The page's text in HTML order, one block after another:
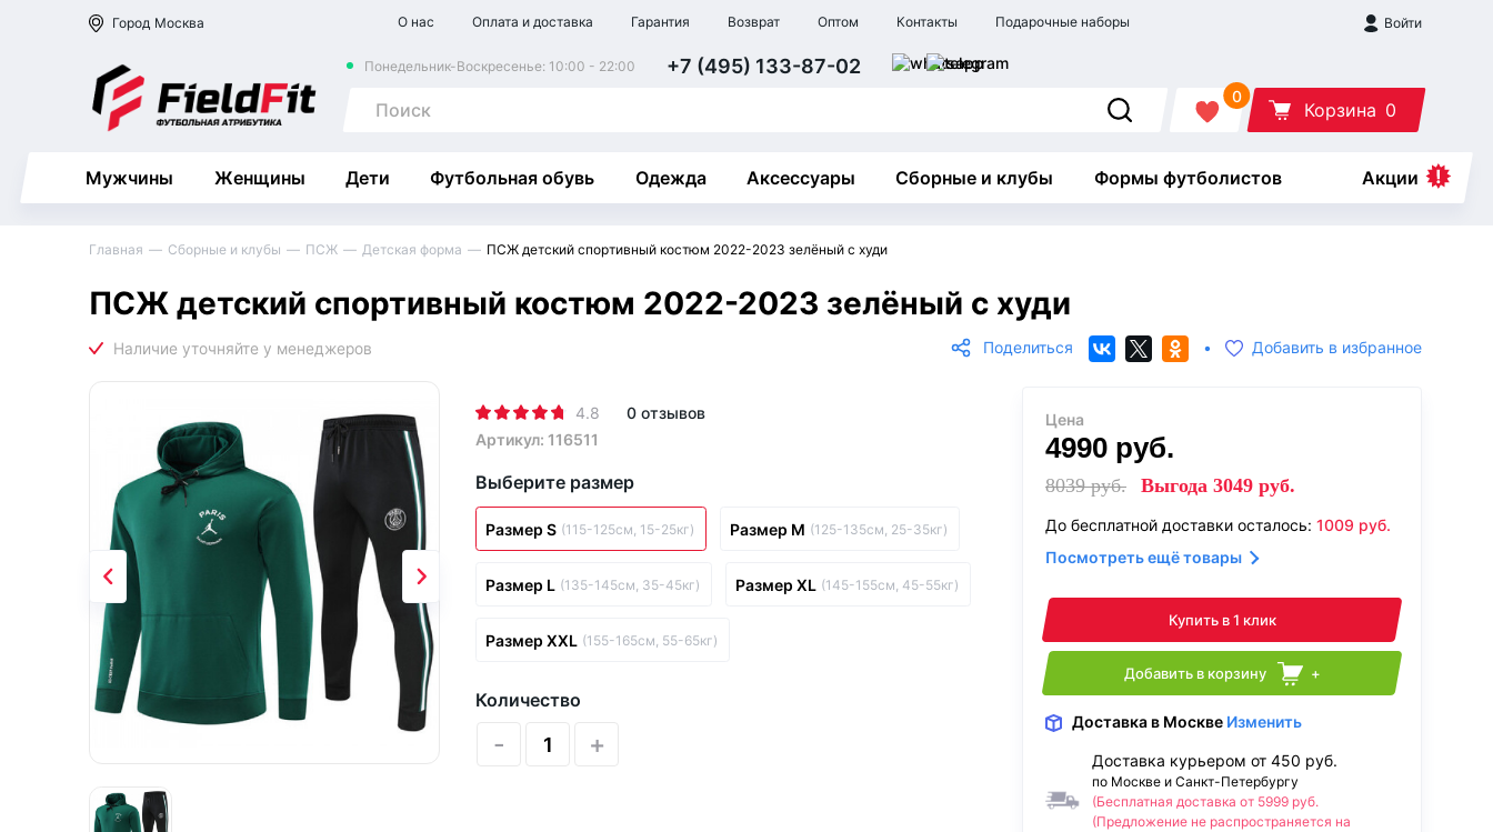
Город Москва О нас Оплата и доставка Гарантия Возврат Оптом Контакты Подарочные наборы Войти
Понедельник-Воскресенье: 10:00 - 22:00 +7 (495) 133-87-02
0
Корзина 0
Мужчины Женщины Дети Футбольная обувь Одежда Аксессуары Сборные и клубы Формы футболистов Акции
Главная Сборные и клубы ПСЖ Детская форма ПСЖ детский спортивный костюм 2022-2023 зелёный с худи
ПСЖ детский спортивный костюм 2022-2023 зелёный с худи
Поделиться • Добавить в избранное
4.8
0 отзывов
Артикул: 116511
Выберите размер
Размер S (115-125см, 15-25кг) Размер M (125-135см, 25-35кг)
Размер L (135-145см, 35-45кг) Размер XL (145-155см, 45-55кг)
Размер XXL (155-165см, 55-65кг)
Количество
- +
Цена
4990 руб.
8039руб. Выгода 3049 руб.
До бесплатной доставки осталось: 1009 руб.
Посмотреть ещё товары
Купить в 1 клик
Добавить в корзину +
Доставка в Москве Изменить
Доставка курьером от 450 руб.
по Москве и Санкт-Петербургу
(Бесплатная доставка от 5999 руб.
(Предложение не распространяется на